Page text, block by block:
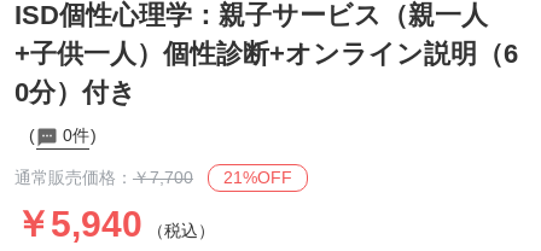
ISD個性心理学：親子サービス（親一人
+子供一人）個性診断+オンライン説明（6
0分）付き
0件
通常販売価格： ￥7,700 21%OFF
￥5,940 （税込）